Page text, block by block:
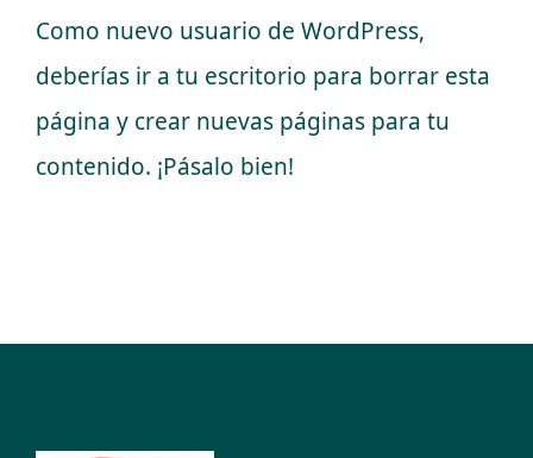
Como nuevo usuario de WordPress,
deberías ir a tu escritorio para borrar esta
página y crear nuevas páginas para tu
contenido. ¡Pásalo bien!